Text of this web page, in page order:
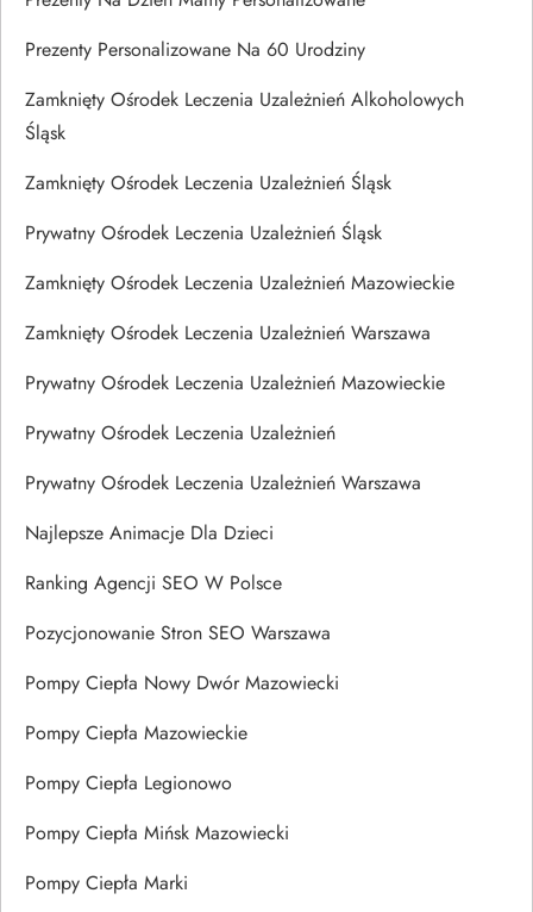
Prezenty Personalizowane Na 60 Urodziny
Zamknięty Ośrodek Leczenia Uzależnień Alkoholowych
Śląsk
Zamknięty Ośrodek Leczenia Uzależnień Śląsk
Prywatny Ośrodek Leczenia Uzależnień Śląsk
Zamknięty Ośrodek Leczenia Uzależnień Mazowieckie
Zamknięty Ośrodek Leczenia Uzależnień Warszawa
Prywatny Ośrodek Leczenia Uzależnień Mazowieckie
Prywatny Ośrodek Leczenia Uzależnień
Prywatny Ośrodek Leczenia Uzależnień Warszawa
Najlepsze Animacje Dla Dzieci
Ranking Agencji SEO W Polsce
Pozycjonowanie Stron SEO Warszawa
Pompy Ciepła Nowy Dwór Mazowiecki
Pompy Ciepła Mazowieckie
Pompy Ciepła Legionowo
Pompy Ciepła Mińsk Mazowiecki
Pompy Ciepła Marki